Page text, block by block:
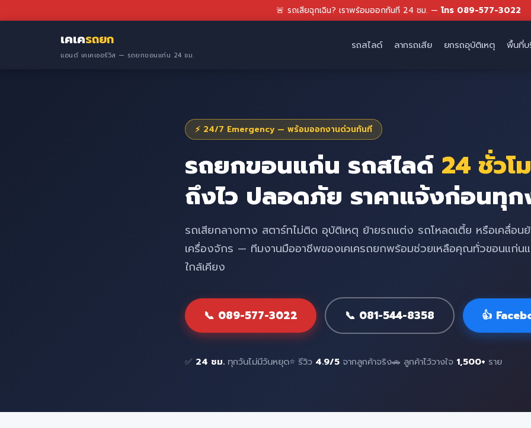
🚨 รถเสียฉุกเฉิน? เราพร้อมออกทันที 24 ชม. — โทร 089-577-3022
เคเครถยก
แอนด์ เคเคเซอร์วิส — รถยกขอนแก่น 24 ชม.
รถสไลด์ ลากรถเสีย ยกรถอุบัติเหตุ พื้นที่บ
⚡ 24/7 Emergency — พร้อมออกงานด่วนทันที
รถยกขอนแก่น รถสไลด์ 24 ชั่วโ
ถึงไว ปลอดภัย ราคาแจ้งก่อนทุก
รถเสียกลางทาง สตาร์ทไม่ติด อุบัติเหตุ ย้ายรถแต่ง รถโหลดเตี้ย หรือเคลื่อน
เครื่องจักร — ทีมงานมืออาชีพของเคเครถยกพร้อมช่วยเหลือคุณทั่วขอนแก่น
ใกล้เคียง
📞 089-577-3022 📞 081-544-8358 👍
✅ 24 ชม. ทุกวันไม่มีวันหยุด⭐ รีวิว 4.9/5 จากลูกค้าจริง🚗 ลูกค้าไว้วางใจ 1,500+ ราย